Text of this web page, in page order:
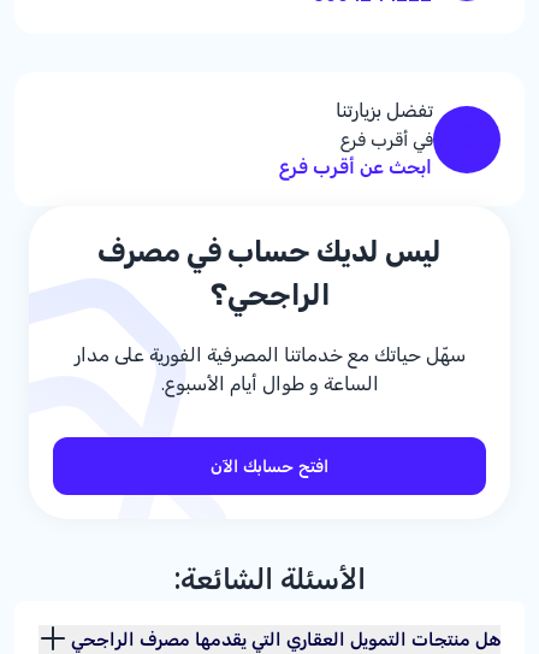
تفضل بزيارتنا
في أقرب فرع
ابحث عن أقرب فرع
ليس لديك حساب في مصرف
الراجحي؟
سهّل حياتك مع خدماتنا المصرفية الفورية على مدار
الساعة و طوال أيام الأسبوع.
افتح حسابك الآن
الأسئلة الشائعة:
هل منتجات التمويل العقاري التي يقدمها مصرف الراجحي